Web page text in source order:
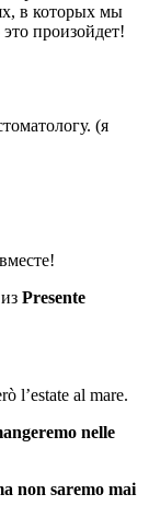
в которых мы
произойдет!
(я
Presente
l’estate al mare.
nelle
non saremo mai